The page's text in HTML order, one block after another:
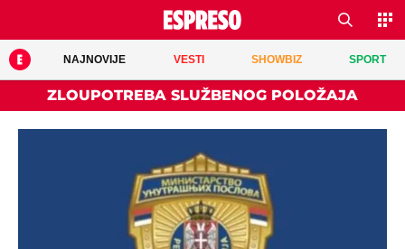
NAJNOVIJE VESTI SHOWBIZ SPORT
ZLOUPOTREBA SLUŽBENOG POLOŽAJA